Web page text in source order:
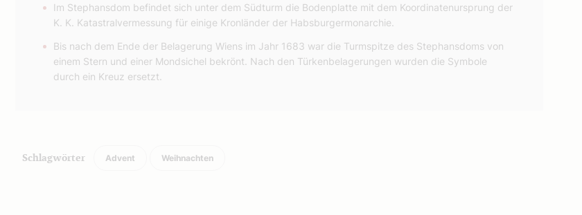
Im Stephansdom befindet sich unter dem Südturm die Bodenplatte mit dem Koordinatenursprung der
K. K. Katastralvermessung für einige Kronländer der Habsburgermonarchie.
Bis nach dem Ende der Belagerung Wiens im Jahr 1683 war die Turmspitze des Stephansdoms von
einem Stern und einer Mondsichel bekrönt. Nach den Türkenbelagerungen wurden die Symbole
durch ein Kreuz ersetzt.
Schlagwörter Advent Weihnachten